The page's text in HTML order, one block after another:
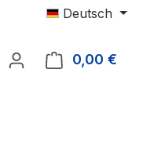
Deutsch
0,00 €